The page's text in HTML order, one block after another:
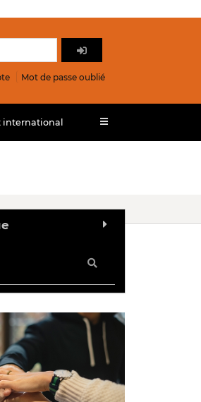
Mot de passe oublié
international